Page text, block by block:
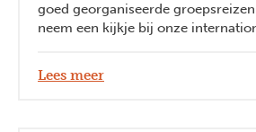
goed georganiseerde
neem een kijkje bij onze
Lees meer